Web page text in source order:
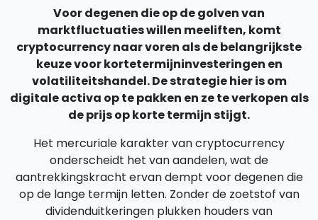
Voor degenen die op de golven van
marktfluctuaties willen meeliften, komt
cryptocurrency naar voren als de belangrijkste
keuze voor kortetermijninvesteringen en
volatiliteitshandel. De strategie hier is om
digitale activa op te pakken en ze te verkopen als
de prijs op korte termijn stijgt.
Het mercuriale karakter van cryptocurrency
onderscheidt het van aandelen, wat de
aantrekkingskracht ervan dempt voor degenen die
op de lange termijn letten. Zonder de zoetstof van
dividenduitkeringen plukken houders van